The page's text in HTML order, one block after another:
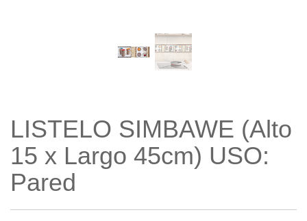
LISTELO SIMBAWE (Alto
15 x Largo 45cm) USO:
Pared